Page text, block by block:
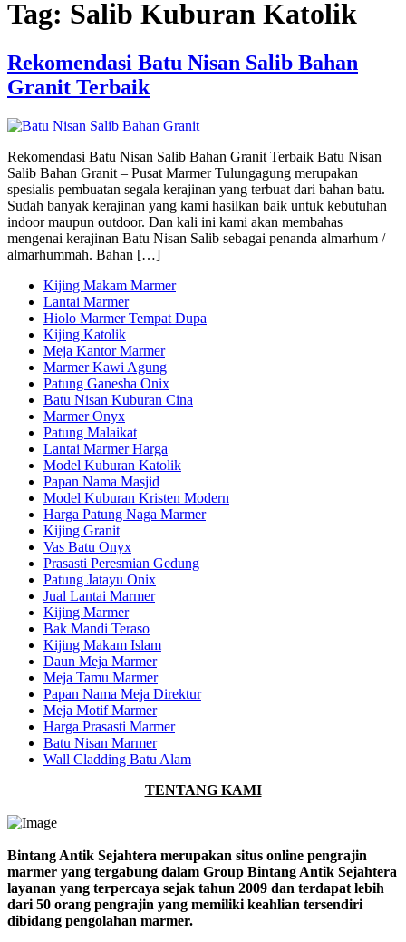
Tag: Salib Kuburan Katolik
Rekomendasi Batu Nisan Salib Bahan
Granit Terbaik
Rekomendasi Batu Nisan Salib Bahan Granit Terbaik Batu Nisan
Salib Bahan Granit – Pusat Marmer Tulungagung merupakan
spesialis pembuatan segala kerajinan yang terbuat dari bahan batu.
Sudah banyak kerajinan yang kami hasilkan baik untuk kebutuhan
indoor maupun outdoor. Dan kali ini kami akan membahas
mengenai kerajinan Batu Nisan Salib sebagai penanda almarhum /
almarhummah. Bahan […]
Kijing Makam Marmer
Lantai Marmer
Hiolo Marmer Tempat Dupa
Kijing Katolik
Meja Kantor Marmer
Marmer Kawi Agung
Patung Ganesha Onix
Batu Nisan Kuburan Cina
Marmer Onyx
Patung Malaikat
Lantai Marmer Harga
Model Kuburan Katolik
Papan Nama Masjid
Model Kuburan Kristen Modern
Harga Patung Naga Marmer
Kijing Granit
Vas Batu Onyx
Prasasti Peresmian Gedung
Patung Jatayu Onix
Jual Lantai Marmer
Kijing Marmer
Bak Mandi Teraso
Kijing Makam Islam
Daun Meja Marmer
Meja Tamu Marmer
Papan Nama Meja Direktur
Meja Motif Marmer
Harga Prasasti Marmer
Batu Nisan Marmer
Wall Cladding Batu Alam
TENTANG KAMI
Bintang Antik Sejahtera merupakan situs online pengrajin
marmer yang tergabung dalam Group Bintang Antik Sejahtera
layanan yang terpercaya sejak tahun 2009 dan terdapat lebih
dari 50 orang pengrajin yang memiliki keahlian tersendiri
dibidang pengolahan marmer.